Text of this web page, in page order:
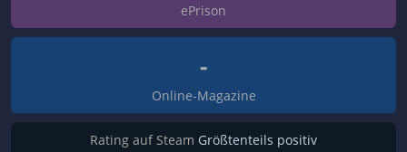
ePrison
-
Online-Magazine
Rating auf Steam Größtenteils positiv